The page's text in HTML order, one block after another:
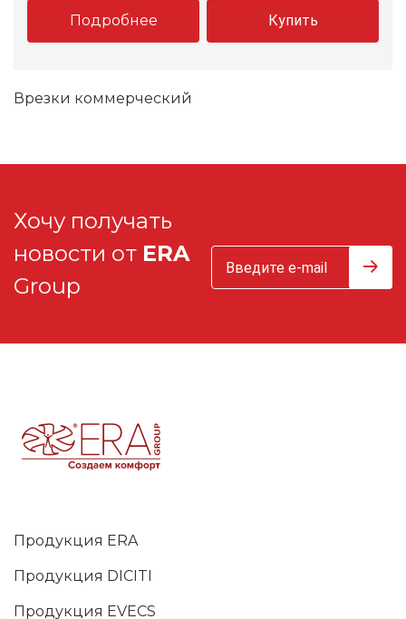
Подробнее Купить
Врезки коммерческий
Хочу получать
новости от ERA
Group
Продукция ERA
Продукция DICITI
Продукция EVECS